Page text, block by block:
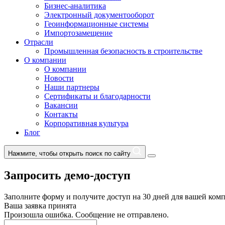
Бизнес-аналитика
Электронный документооборот
Геоинформационные системы
Импортозамещение
Отрасли
Промышленная безопасность в строительстве
О компании
О компании
Новости
Наши партнеры
Сертификаты и благодарности
Вакансии
Контакты
Корпоративная культура
Блог
Нажмите, чтобы открыть поиск по сайту
Запросить демо-доступ
Заполните форму и получите доступ на 30 дней для вашей
Ваша заявка принята
Произошла ошибка. Сообщение не отправлено.